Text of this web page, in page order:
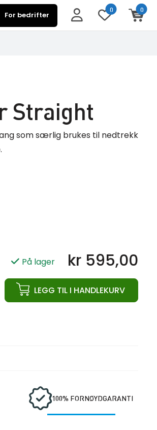
For bedrifter
0 0
Straight
som særlig brukes til nedtrekk
På lager kr 595,00
LEGG TIL I HANDLEKURV
100% FORNØYDGARANTI